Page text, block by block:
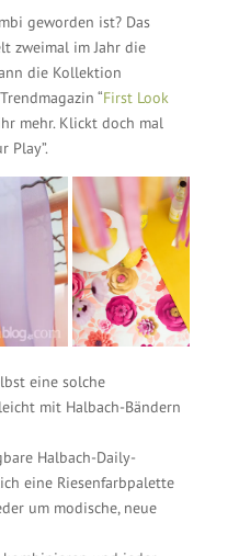
geworden ist? Das
zweimal im Jahr die
die Kollektion
“First Look
mehr. Klickt doch mal
Play”.
eine solche
mit Halbach-Bändern
Halbach-Daily-
eine Riesenfarbpalette
um modische, neue